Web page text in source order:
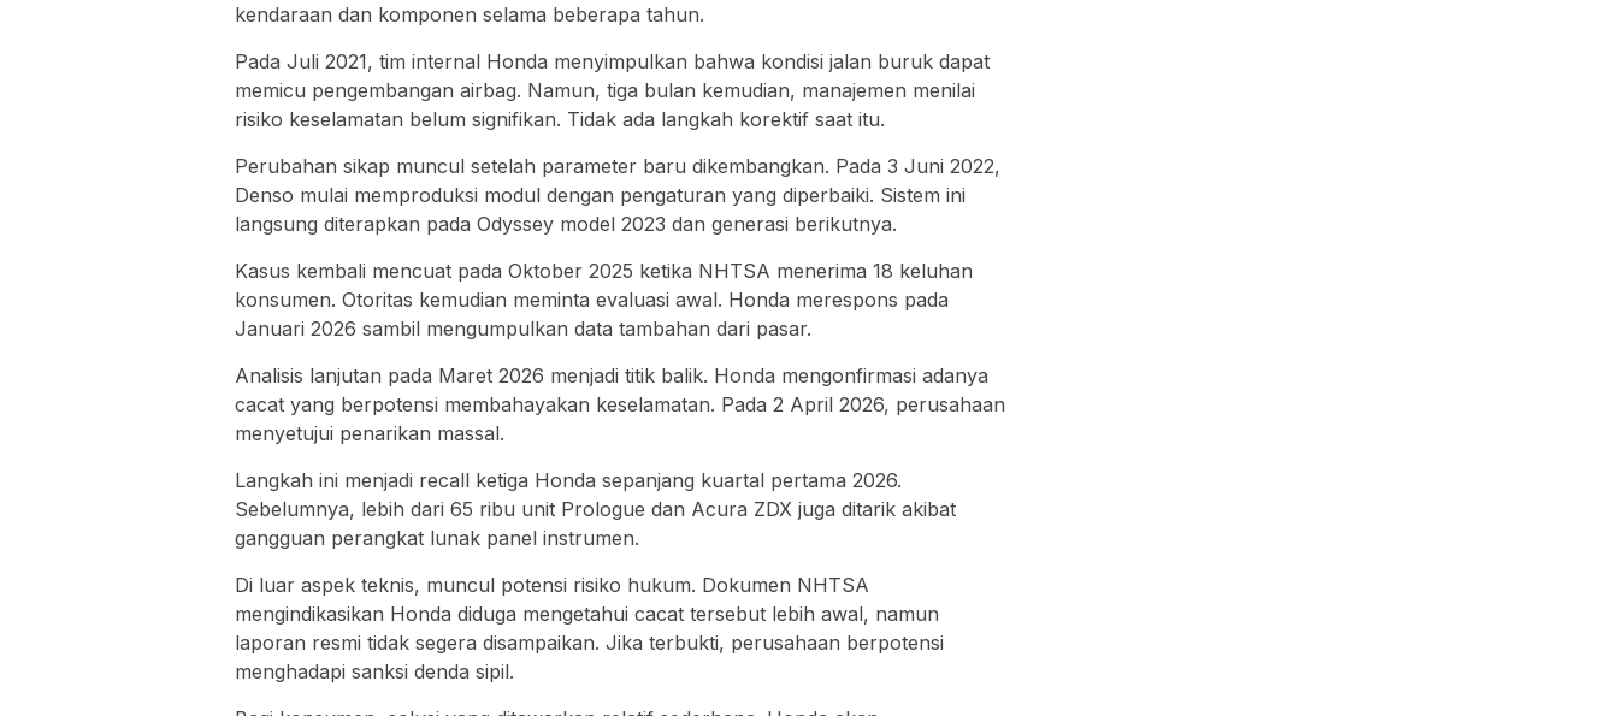
kendaraan dan komponen selama beberapa tahun.
Pada Juli 2021, tim internal Honda menyimpulkan bahwa kondisi jalan buruk dapat
memicu pengembangan airbag. Namun, tiga bulan kemudian, manajemen menilai
risiko keselamatan belum signifikan. Tidak ada langkah korektif saat itu.
Perubahan sikap muncul setelah parameter baru dikembangkan. Pada 3 Juni 2022,
Denso mulai memproduksi modul dengan pengaturan yang diperbaiki. Sistem ini
langsung diterapkan pada Odyssey model 2023 dan generasi berikutnya.
Kasus kembali mencuat pada Oktober 2025 ketika NHTSA menerima 18 keluhan
konsumen. Otoritas kemudian meminta evaluasi awal. Honda merespons pada
Januari 2026 sambil mengumpulkan data tambahan dari pasar.
Analisis lanjutan pada Maret 2026 menjadi titik balik. Honda mengonfirmasi adanya
cacat yang berpotensi membahayakan keselamatan. Pada 2 April 2026, perusahaan
menyetujui penarikan massal.
Langkah ini menjadi recall ketiga Honda sepanjang kuartal pertama 2026.
Sebelumnya, lebih dari 65 ribu unit Prologue dan Acura ZDX juga ditarik akibat
gangguan perangkat lunak panel instrumen.
Di luar aspek teknis, muncul potensi risiko hukum. Dokumen NHTSA
mengindikasikan Honda diduga mengetahui cacat tersebut lebih awal, namun
laporan resmi tidak segera disampaikan. Jika terbukti, perusahaan berpotensi
menghadapi sanksi denda sipil.